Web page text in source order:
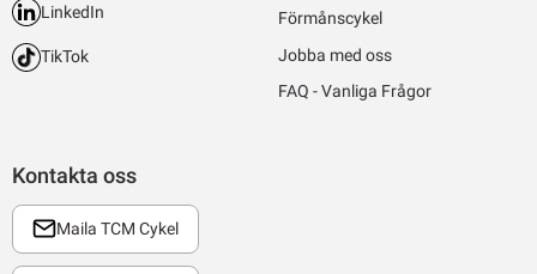
Kontakta oss
Maila TCM Cykel
LinkedIn
TikTok
Förmånscykel
Jobba med oss
FAQ - Vanliga Frågor